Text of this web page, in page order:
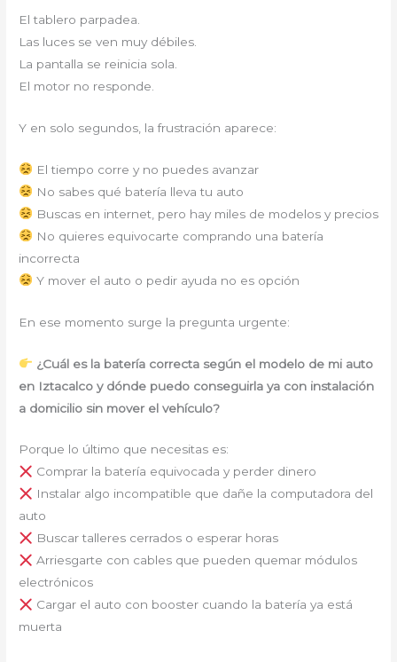
El tablero parpadea.
Las luces se ven muy débiles.
La pantalla se reinicia sola.
El motor no responde.
Y en solo segundos, la frustración aparece:
El tiempo corre y no puedes avanzar
No sabes qué batería lleva tu auto
Buscas en internet, pero hay miles de modelos y precios
No quieres equivocarte comprando una batería
incorrecta
Y mover el auto o pedir ayuda no es opción
En ese momento surge la pregunta urgente:
¿Cuál es la batería correcta según el modelo de mi auto
en Iztacalco y dónde puedo conseguirla ya con instalación
a domicilio sin mover el vehículo?
Porque lo último que necesitas es:
Comprar la batería equivocada y perder dinero
Instalar algo incompatible que dañe la computadora del
auto
Buscar talleres cerrados o esperar horas
Arriesgarte con cables que pueden quemar módulos
electrónicos
Cargar el auto con booster cuando la batería ya está
muerta